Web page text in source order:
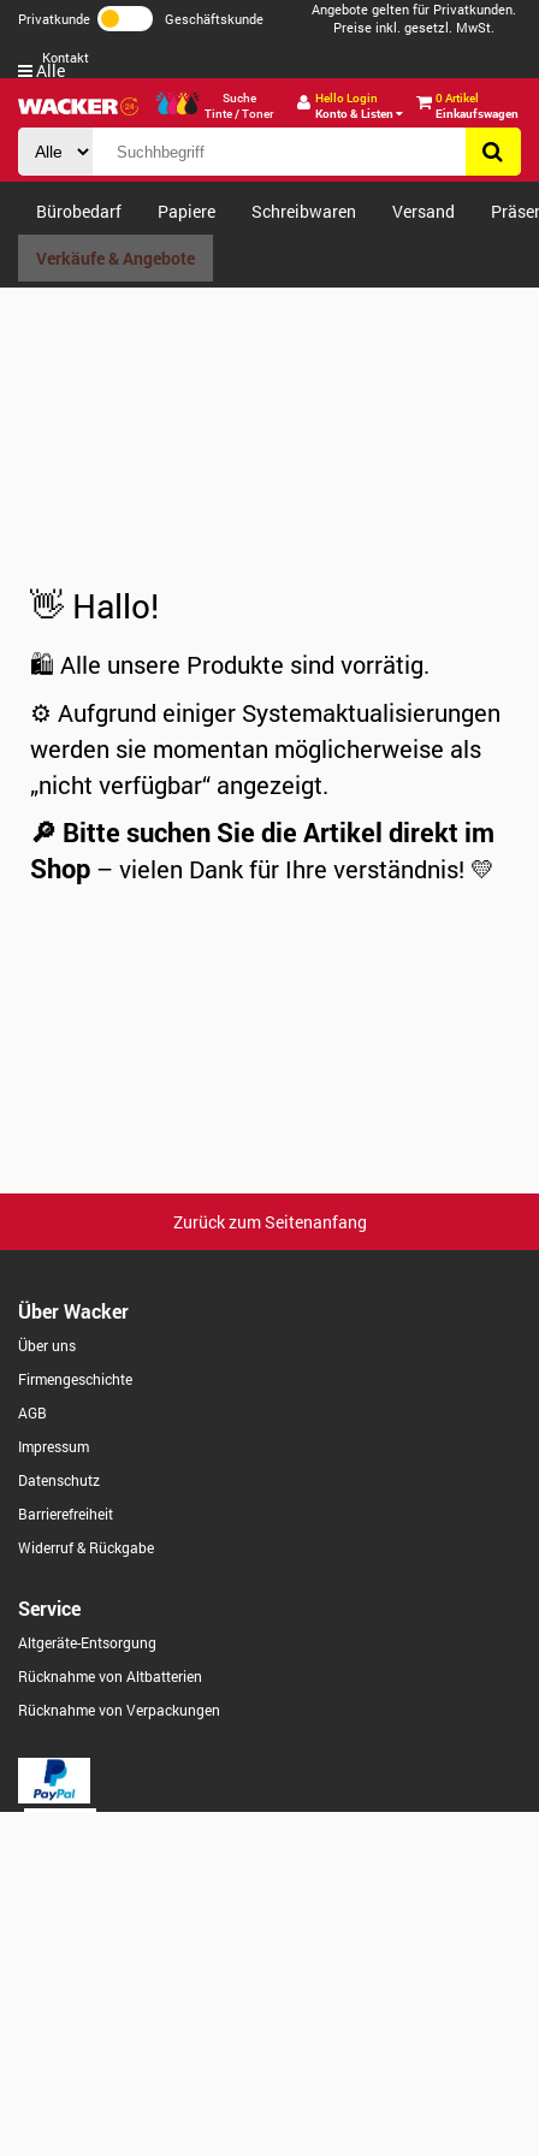
Privatkunde Geschäftskunde
Angebote gelten für Privatkunden.
Preise inkl. gesetzl. MwSt.
Kontakt
Suche
Tinte / Toner
Hello Login
Konto & Listen
0 Artikel
Einkaufswagen
Alle
Bürobedarf Papiere Schreibwaren Versand
Verkäufe & Angebote
👋 Hallo!
🛍️ Alle unsere Produkte sind vorrätig.
⚙️ Aufgrund einiger Systemaktualisierungen
werden sie momentan möglicherweise als
„nicht verfügbar“ angezeigt.
🔎 Bitte suchen Sie die Artikel direkt im
Shop – vielen Dank für Ihre verständnis! 💛
Zurück zum Seitenanfang
Über Wacker
Über uns
Firmengeschichte
AGB
Impressum
Datenschutz
Barrierefreiheit
Widerruf & Rückgabe
Service
Altgeräte-Entsorgung
Rücknahme von Altbatterien
Rücknahme von Verpackungen